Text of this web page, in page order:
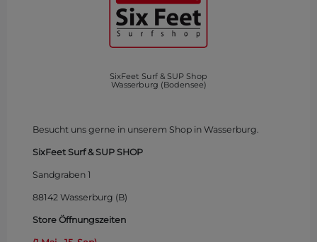
SixFeet Surf & SUP Shop
Wasserburg (Bodensee)
Besucht uns gerne in unserem Shop in Wasserburg.
SixFeet Surf & SUP SHOP
Sandgraben 1
88142 Wasserburg (B)
Store Öffnungszeiten